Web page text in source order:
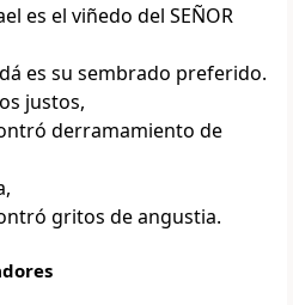
es el viñedo del SEÑOR
es su sembrado preferido.
justos,
derramamiento de
gritos de angustia.